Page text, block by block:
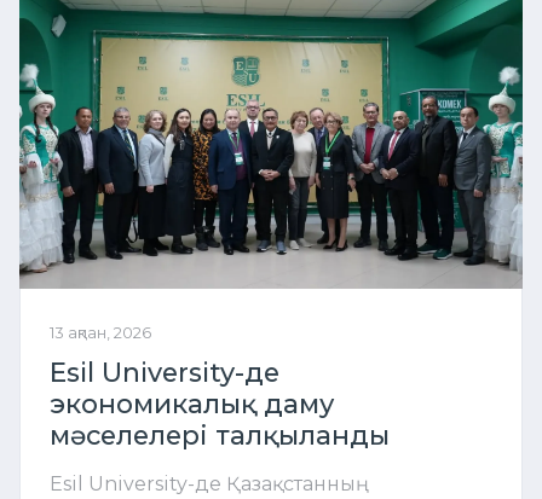
13 ақпан, 2026
Esil University-де
экономикалық даму
мәселелері талқыланды
Esil University-де Қазақстанның